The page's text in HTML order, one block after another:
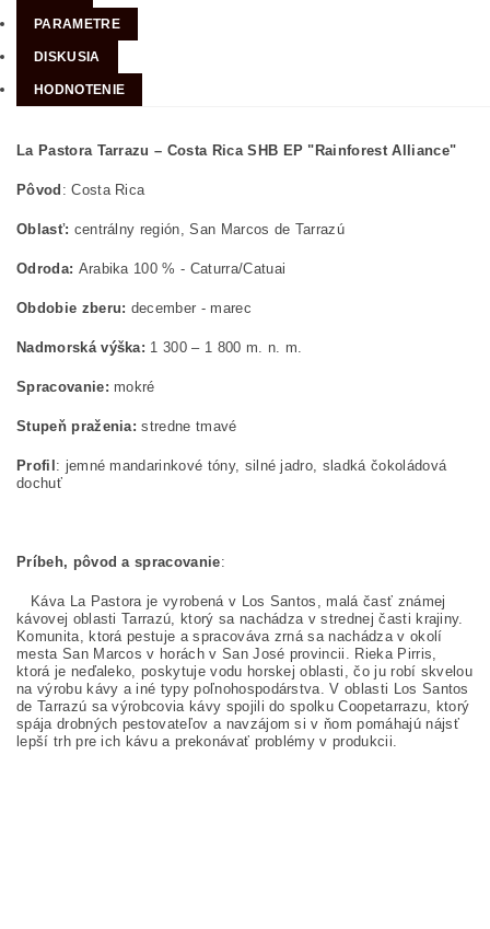
PARAMETRE
DISKUSIA
HODNOTENIE
La Pastora Tarrazu – Costa Rica SHB EP "Rainforest Alliance"
Pôvod : Costa Rica
Oblasť: centrálny región, San Marcos de Tarrazú
Odroda: Arabika 100 % - Caturra/Catuai
Obdobie zberu: december - marec
Nadmorská výška: 1 300 – 1 800 m. n. m.
Spracovanie: mokré
Stupeň praženia: stredne tmavé
Profil : jemné mandarinkové tóny, silné jadro, sladká čokoládová
dochuť
Príbeh, pôvod a spracovanie:
Káva La Pastora je vyrobená v Los Santos, malá časť známej
kávovej oblasti Tarrazú, ktorý sa nachádza v strednej časti krajiny.
Komunita, ktorá pestuje a spracováva zrná sa nachádza v okolí
mesta San Marcos v horách v San José provincii. Rieka Pirris,
ktorá je neďaleko, poskytuje vodu horskej oblasti, čo ju robí skvelou
na výrobu kávy a iné typy poľnohospodárstva. V oblasti Los Santos
de Tarrazú sa výrobcovia kávy spojili do spolku Coopetarrazu, ktorý
spája drobných pestovateľov a navzájom si v ňom pomáhajú nájsť
lepší trh pre ich kávu a prekonávať problémy v produkcii.